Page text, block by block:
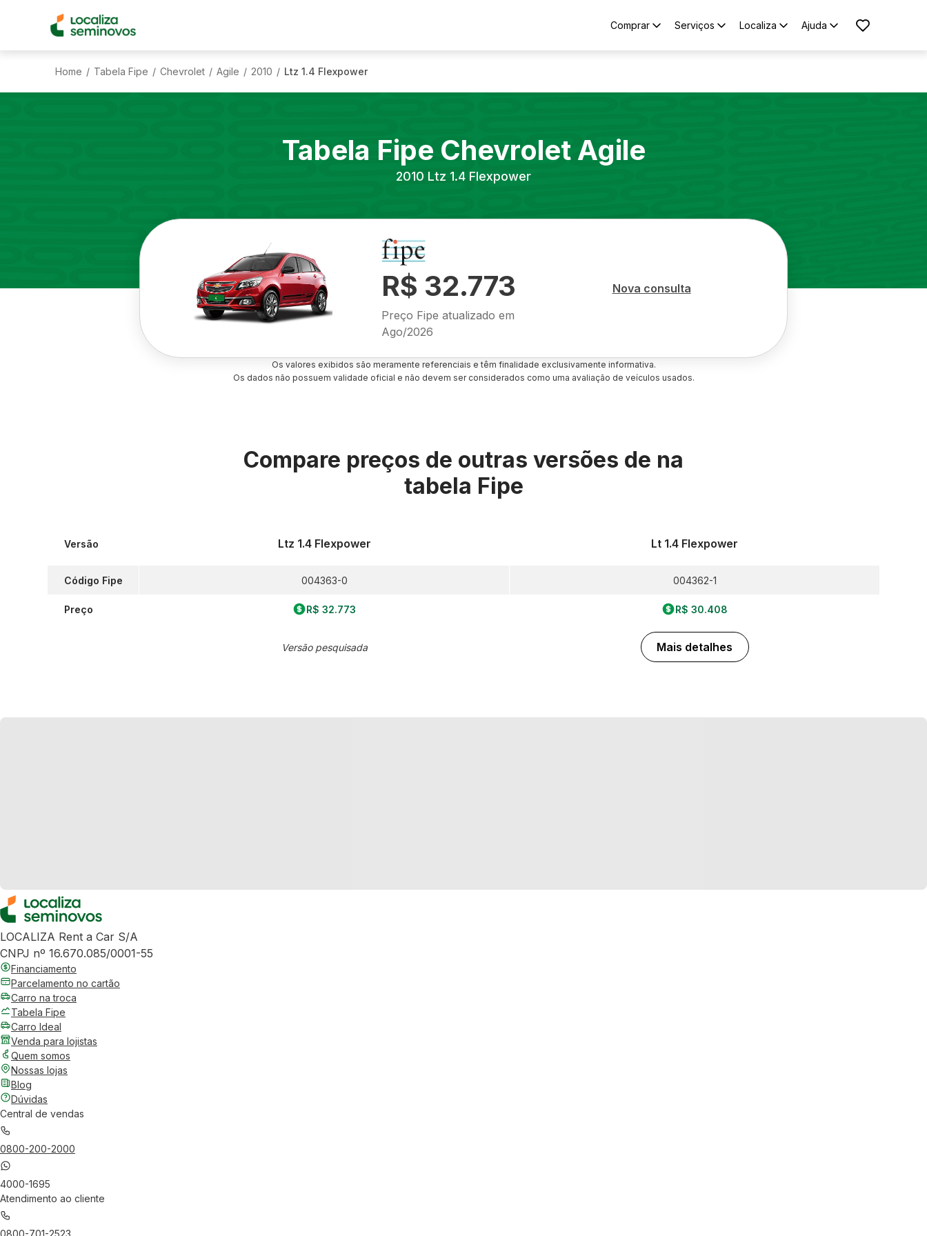
Comprar Serviços Localiza Ajuda
Home / Tabela Fipe / Chevrolet / Agile / 2010 / Ltz 1.4 Flexpower
Tabela Fipe Chevrolet Agile
2010 Ltz 1.4 Flexpower
R$ 32.773
Preço Fipe atualizado em
Ago/2026
Nova consulta
Os valores exibidos são meramente referenciais e têm finalidade exclusivamente informativa.
Os dados não possuem validade oficial e não devem ser considerados como uma avaliação de veículos usados.
Compare preços de outras versões de na
tabela Fipe
Versão
Código Fipe
Preço
Ltz 1.4 Flexpower
004363-0
R$ 32.773
Versão pesquisada
Lt 1.4 Flexpower
004362-1
R$ 30.408
Mais detalhes
LOCALIZA Rent a Car S/A
CNPJ nº 16.670.085/0001-55
Financiamento
Parcelamento no cartão
Carro na troca
Tabela Fipe
Carro Ideal
Venda para lojistas
Quem somos
Nossas lojas
Blog
Dúvidas
Central de vendas
0800-200-2000
4000-1695
Atendimento ao cliente
0800-701-2523